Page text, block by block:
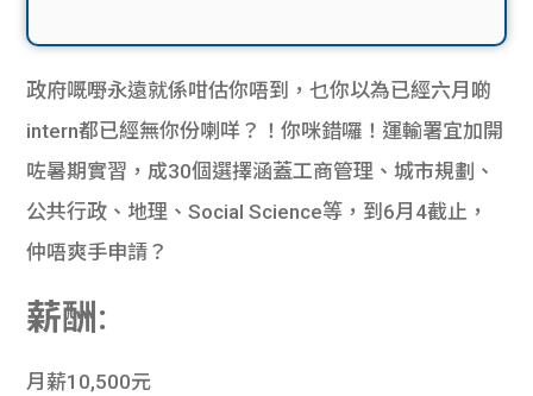
政府嘅嘢永遠就係咁估你唔到，乜你以為已經六月啲
intern都已經無你份喇咩？！你咪錯囉！運輸署宜加開
咗暑期實習，成30個選擇涵蓋工商管理、城市規劃、
公共行政、地理、Social Science等，到6月4截止，
仲唔爽手申請？
薪酬:
月薪10,500元